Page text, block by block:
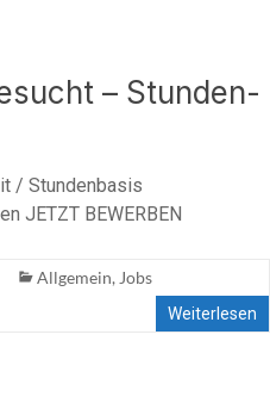
– Stunden-
/ Stundenbasis
JETZT BEWERBEN
Allgemein, Jobs
Weiterlesen